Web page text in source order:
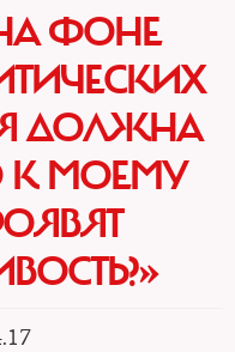
ФОНЕ
ДОЛЖНА
К МОЕМУ